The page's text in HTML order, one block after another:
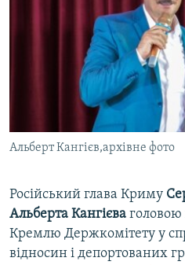
СПЕЦПРОЕКТИ
ДЕПОРТАЦІЯ
ВІДЕОУРОКИ «ELIFBE»
СВІДЧЕННЯ ОКУПАЦІЇ
УКРАЇНСЬКА ПРОБЛЕМА КРИМУ
ЯК ОБІЙТИ БЛОКУВАННЯ
Qırımtatar
Усі сайти RFE/RL
Альберт Кангієв,архівне фото
Російський глава Криму
Альберта Кангієва головою
Кремлю Держкомітету у
відносин і депортованих